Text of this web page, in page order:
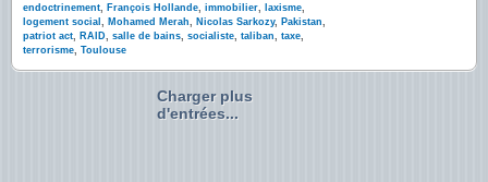
endoctrinement, François Hollande, immobilier, laxisme,
logement social , Mohamed Merah, Nicolas Sarkozy, Pakistan,
patriot act, RAID, salle de bains, socialiste, taliban, taxe,
terrorisme, Toulouse
Charger plus
d'entrées...